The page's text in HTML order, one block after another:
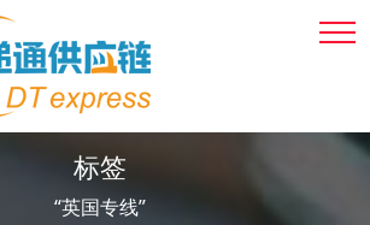
标签
“英国专线”